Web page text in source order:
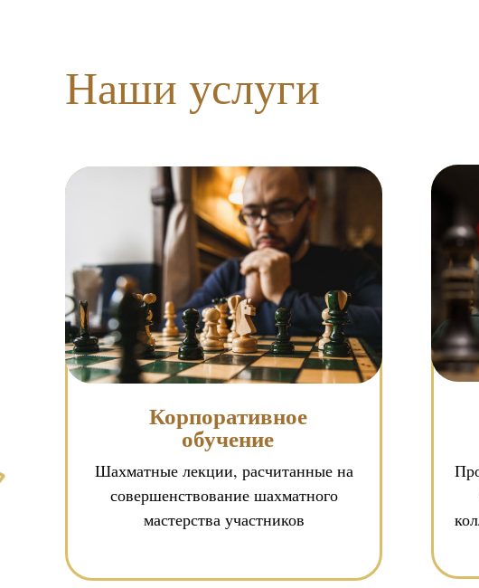
Наши услуги
Корпоративное
обучение
Шахматные лекции, расчитанные на
совершенствование шахматного
мастерства участников